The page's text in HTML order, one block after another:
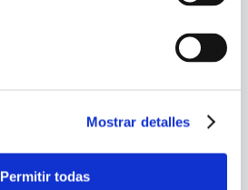
Mostrar detalles
Permitir todas